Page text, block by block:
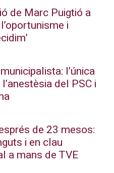
de Marc Puigtió a
i
l’única
del PSC i
de 23 mesos:
i en clau
a mans de TVE